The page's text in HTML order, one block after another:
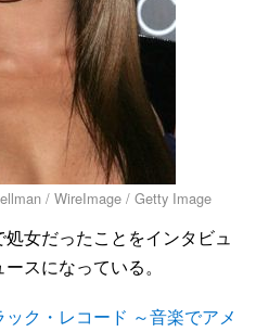
/ WireImage / Getty Image
女だったことをインタビュ
スになっている。
ク・レコード ～音楽でアメ